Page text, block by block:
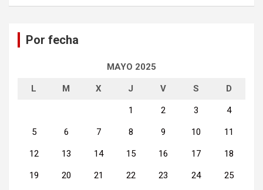
Por fecha
MAYO 2025
L M X J V S D
1 2 3 4
5 6 7 8 9 10 11
12 13 14 15 16 17 18
19 20 21 22 23 24 25